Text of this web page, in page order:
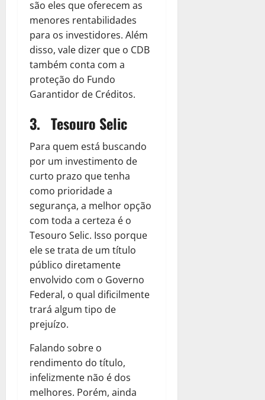
são eles que oferecem as
menores rentabilidades
para os investidores. Além
disso, vale dizer que o CDB
também conta com a
proteção do Fundo
Garantidor de Créditos.
3. Tesouro Selic
Para quem está buscando
por um investimento de
curto prazo que tenha
como prioridade a
segurança, a melhor opção
com toda a certeza é o
Tesouro Selic. Isso porque
ele se trata de um título
público diretamente
envolvido com o Governo
Federal, o qual dificilmente
trará algum tipo de
prejuízo.
Falando sobre o
rendimento do título,
infelizmente não é dos
melhores. Porém, ainda